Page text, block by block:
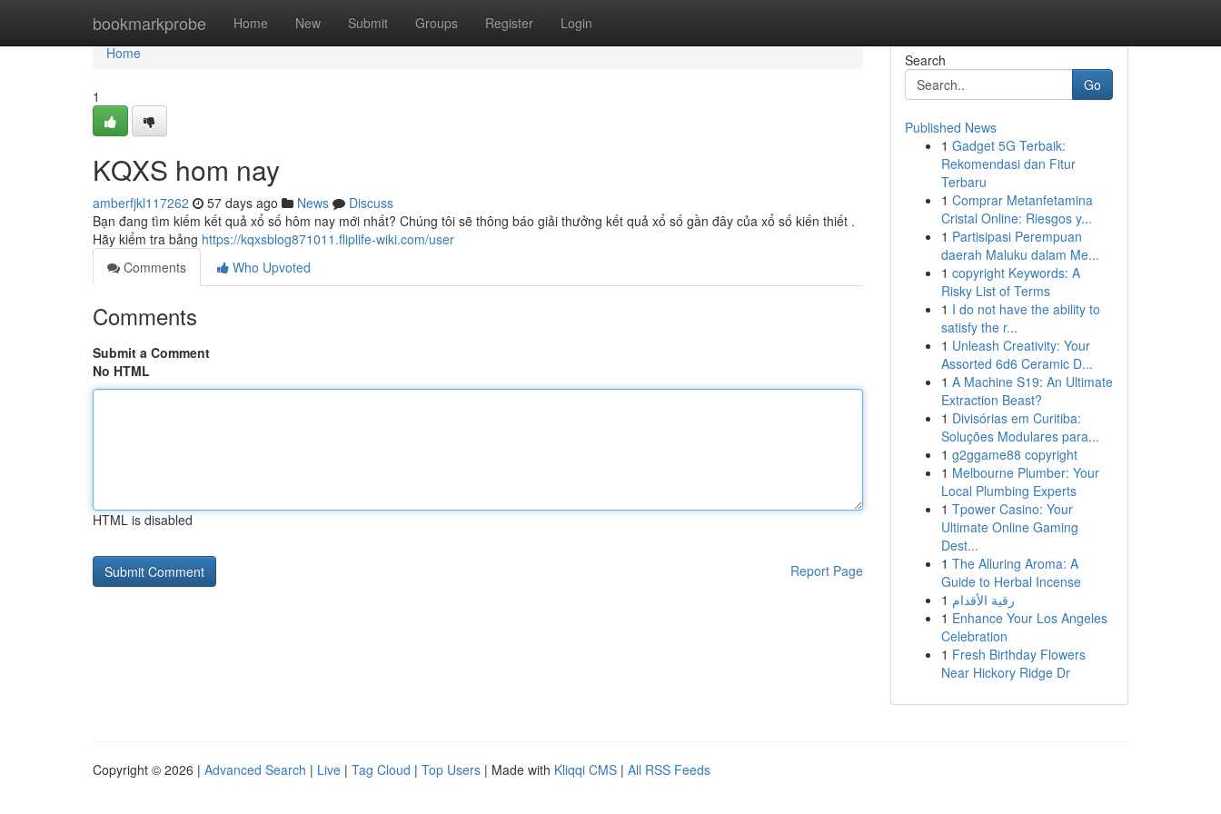
bookmarkprobe Home New Submit Groups Register Login
Home
Home
1
KQXS hom nay
amberfjkl117262 57 days ago News
Discuss
Bạn đang tìm kiếm kết quả xổ số hôm nay mới nhất? Chúng tôi sẽ thông báo giải thưởng kết quả xổ số gần đây của xổ số kiến thiết .
Hãy kiểm tra bảng https://kqxsblog871011.fliplife-wiki.com/user
Comments
Who Upvoted
Comments
Submit a Comment
No HTML
HTML is disabled
Report Page
Search
Go
Published News
1 Gadget 5G Terbaik:
Rekomendasi dan Fitur
Terbaru
1 Comprar Metanfetamina
Cristal Online: Riesgos y...
1 Partisipasi Perempuan
daerah Maluku dalam Me...
1 copyright Keywords: A
Risky List of Terms
1 I do not have the ability to
satisfy the r...
1 Unleash Creativity: Your
Assorted 6d6 Ceramic D...
1 A Machine S19: An Ultimate
Extraction Beast?
1 Divisórias em Curitiba:
Soluções Modulares para...
1 g2ggame88 copyright
1 Melbourne Plumber: Your
Local Plumbing Experts
1 Tpower Casino: Your
Ultimate Online Gaming
Dest...
1 The Alluring Aroma: A
Guide to Herbal Incense
1 رقية الأقدام
1 Enhance Your Los Angeles
Celebration
1 Fresh Birthday Flowers
Near Hickory Ridge Dr
Copyright © 2026 | Advanced Search | Live | Tag Cloud | Top Users | Made with Kliqqi CMS | All RSS Feeds